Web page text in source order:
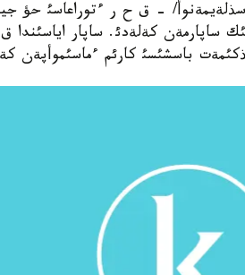
ساپارمةن كةلةدئ. ساپار
باسشئسئ كارئم ءماسئموأپةن